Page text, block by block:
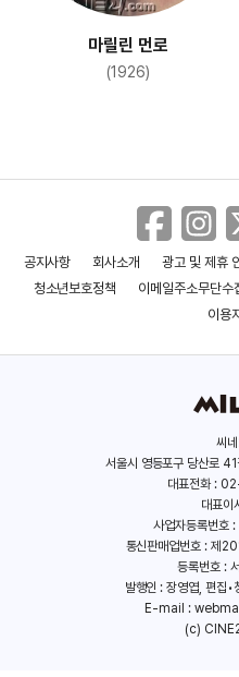
마릴린 먼로
(1926)
공지사항 회사소개 광고 및 제휴
청소년보호정책
이메일주소무단수
이용
씨
서울시 영등포구 당산로
대표전화 :
대표이
사업자등록번
통신판매업번호 : 제
등록번호 :
발행인 : 장영엽, 편집•
E-mail :
(c)